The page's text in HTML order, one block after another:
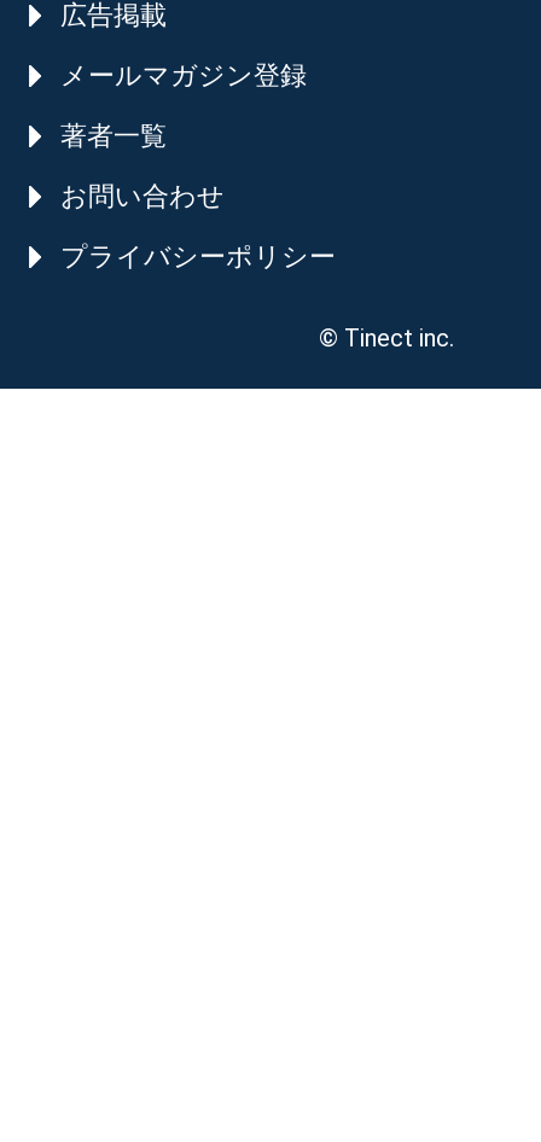
広告掲載
メールマガジン登録
著者一覧
お問い合わせ
プライバシーポリシー
© Tinect inc.